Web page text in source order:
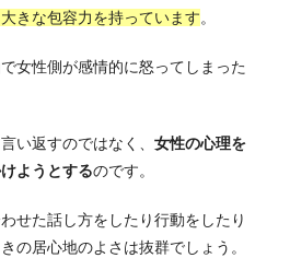
きな包容力を持っています。
女性側が感情的に怒ってしまった
い返すのではなく、 女性の心理を
ようとするのです。
せた話し方をしたり行動をしたり
の居心地のよさは抜群でしょう。